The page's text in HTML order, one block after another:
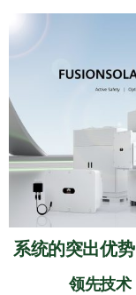
系统的突出优势
领先技术